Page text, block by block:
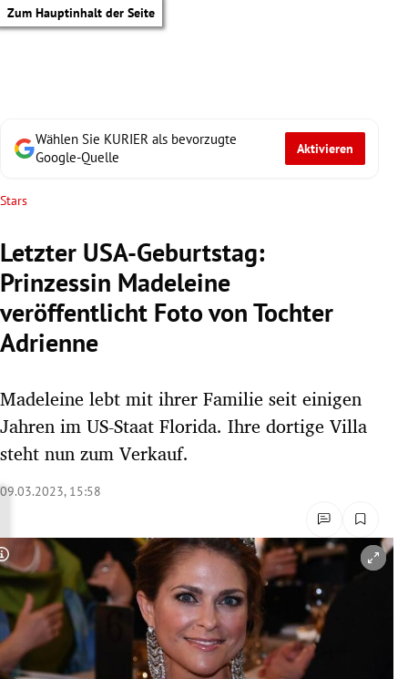
Zum Hauptinhalt der Seite
Untermenü
Untermenü
Untermenü
Untermenü
Wählen Sie KURIER als bevorzugte
Google-Quelle
Aktivieren
Stars
Letzter USA-Geburtstag:
Prinzessin Madeleine
veröffentlicht Foto von Tochter
Adrienne
Madeleine lebt mit ihrer Familie seit einigen
Jahren im US-Staat Florida. Ihre dortige Villa
steht nun zum Verkauf.
09.03.2023, 15:58
Copyright-Hinweis öffnen/schließen